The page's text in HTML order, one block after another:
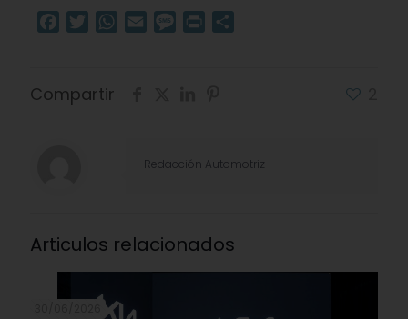
Facebook
TwitterWhatsApp
Email Message
Print
Compartir
Redacción Automotriz
Articulos relacionados